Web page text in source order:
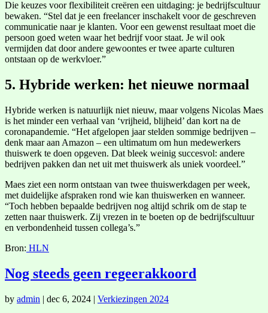
Die keuzes voor flexibiliteit creëren een uitdaging: je bedrijfscultuur
bewaken. “Stel dat je een freelancer inschakelt voor de geschreven
communicatie naar je klanten. Voor een gewenst resultaat moet die
persoon goed weten waar het bedrijf voor staat. Je wil ook
vermijden dat door andere gewoontes er twee aparte culturen
ontstaan op de werkvloer.”
5. Hybride werken: het nieuwe normaal
Hybride werken is natuurlijk niet nieuw, maar volgens Nicolas Maes
is het minder een verhaal van ‘vrijheid, blijheid’ dan kort na de
coronapandemie. “Het afgelopen jaar stelden sommige bedrijven –
denk maar aan Amazon – een ultimatum om hun medewerkers
thuiswerk te doen opgeven. Dat bleek weinig succesvol: andere
bedrijven pakken dan net uit met thuiswerk als uniek voordeel.”
Maes ziet een norm ontstaan van twee thuiswerkdagen per week,
met duidelijke afspraken rond wie kan thuiswerken en wanneer.
“Toch hebben bepaalde bedrijven nog altijd schrik om de stap te
zetten naar thuiswerk. Zij vrezen in te boeten op de bedrijfscultuur
en verbondenheid tussen collega’s.”
Bron: HLN
Nog steeds geen regeerakkoord
by admin | dec 6, 2024 | Verkiezingen 2024